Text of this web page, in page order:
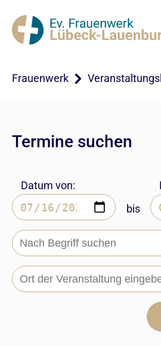
Frauenwerk
Termine suchen
Datum von:
bis